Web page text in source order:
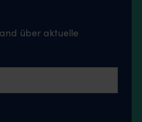
über aktuelle